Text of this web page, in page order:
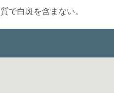
で白斑を含まない。